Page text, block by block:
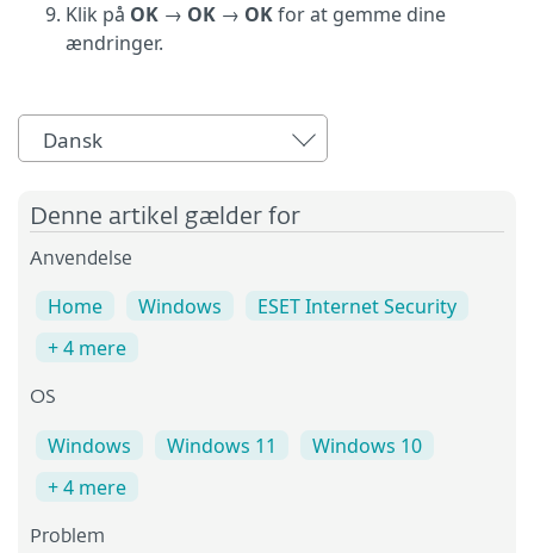
Klik på OK → OK → OKfor at gemme dine
ændringer.
Dansk
Denne artikel gælder for
Anvendelse
Home Windows
ESET Internet Security
+ 4 mere
OS
Windows Windows 11
Windows 10
+ 4 mere
Problem